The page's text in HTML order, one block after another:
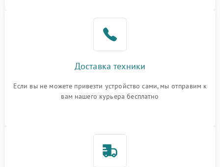
Доставка техники
Если вы не можете привезти устройство сами, мы отправим к
вам нашего курьера бесплатно